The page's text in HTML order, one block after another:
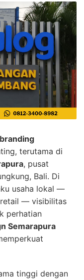
terutama di
, pusat
Bali. Di
usaha lokal —
— visibilitas
perhatian
Semarapura
tinggi dengan